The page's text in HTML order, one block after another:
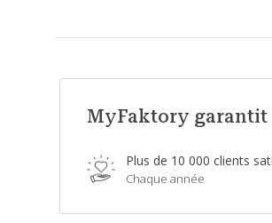
MyFaktory garantit
Plus de 10 000 clients
Chaque année